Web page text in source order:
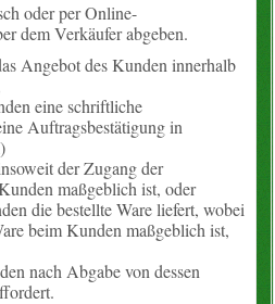
oder per Online-
dem Verkäufer abgeben.
Angebot des Kunden innerhalb
eine schriftliche
Auftragsbestätigung in
der Zugang der
maßgeblich ist, oder
bestellte Ware liefert, wobei
beim Kunden maßgeblich ist,
Abgabe von dessen